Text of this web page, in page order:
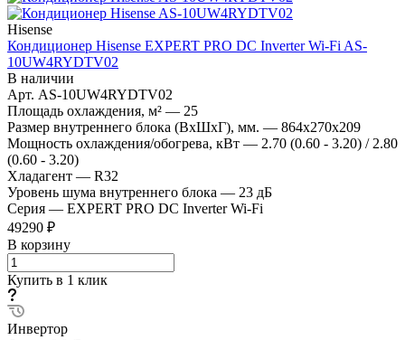
Hisense
Кондиционер Hisense EXPERT PRO DC Inverter Wi-Fi AS-
10UW4RYDTV02
В наличии
Арт. AS-10UW4RYDTV02
Площадь охлаждения, м² — 25
Размер внутреннего блока (ВхШхГ), мм. — 864x270x209
Мощность охлаждения/обогрева, кВт — 2.70 (0.60 - 3.20) / 2.80
(0.60 - 3.20)
Хладагент — R32
Уровень шума внутреннего блока — 23 дБ
Серия — EXPERT PRO DC Inverter Wi-Fi
49290 ₽
В корзину
Купить в 1 клик
Инвертор